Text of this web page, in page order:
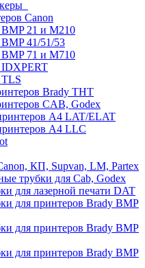
Canon
21 и M210
41/51/53
71 и M710
IDXPERT
Brady THT
CAB, Godex
А4 LAT/ELAT
А4 LLC
КП, Supvan, LM, Partex
трубки для Cab, Godex
для лазерной печати DAT
для принтеров Brady BMP
для принтеров Brady BMP
для принтеров Brady BMP